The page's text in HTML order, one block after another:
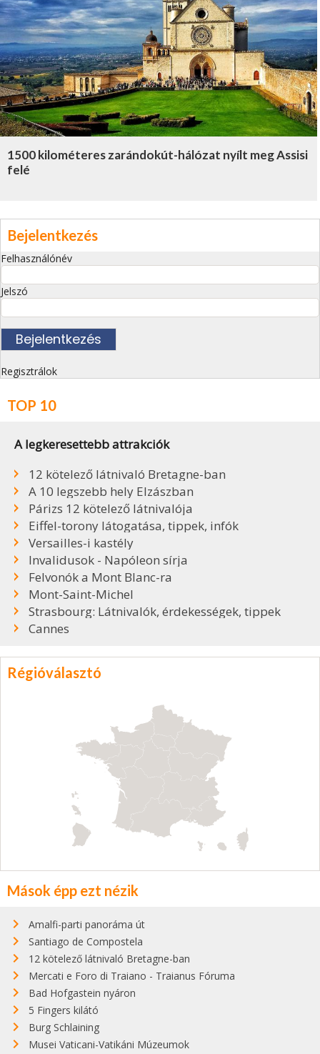
1500 kilométeres zarándokút-hálózat nyílt meg Assisi
felé
Bejelentkezés
Felhasználónév
Jelszó
Regisztrálok
TOP 10
A legkeresettebb attrakciók
12 kötelező látnivaló Bretagne-ban
A 10 legszebb hely Elzászban
Párizs 12 kötelező látnivalója
Eiffel-torony látogatása, tippek, infók
Versailles-i kastély
Invalidusok - Napóleon sírja
Felvonók a Mont Blanc-ra
Mont-Saint-Michel
Strasbourg: Látnivalók, érdekességek, tippek
Cannes
Régióválasztó
Mások épp ezt nézik
Amalfi-parti panoráma út
Santiago de Compostela
12 kötelező látnivaló Bretagne-ban
Mercati e Foro di Traiano - Traianus Fóruma
Bad Hofgastein nyáron
5 Fingers kilátó
Burg Schlaining
Musei Vaticani-Vatikáni Múzeumok